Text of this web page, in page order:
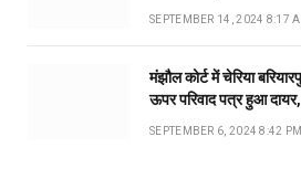
SEPTEMBER 14, 2024 8:17
मंझौल कोर्ट में चेरिया
ऊपर परिवाद पत्र हुआ
SEPTEMBER 6, 2024 8:42 PM